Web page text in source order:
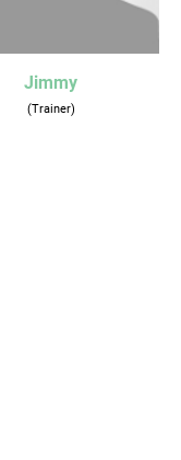
Jimmy
(Trainer)